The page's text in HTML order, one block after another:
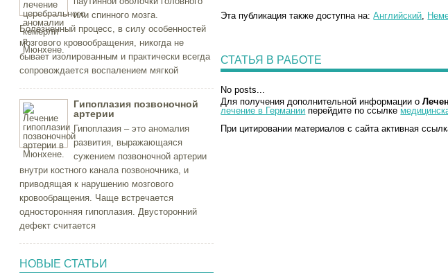
или спинного мозга.
Болезненный процесс, в силу особенностей
мозгового кровообращения, никогда не
бывает изолированным и практически всегда
сопровождается воспалением мягкой
Гипоплазия позвоночной
артерии
Гипоплазия – это аномалия
развития, выражающаяся
сужением позвоночной артерии
внутри костного канала позвоночника, и
приводящая к нарушению мозгового
кровообращения. Чаще встречается
односторонняя гипоплазия. Двусторонний
дефект считается
НОВЫЕ СТАТЬИ
Эта публикация также доступна на:Английский,
СТАТЬЯ В РАБОТЕ
No posts...
Для получения дополнительной информации о
лечение в Германии перейдите по ссылке
При цитировании материалов с сайта активная